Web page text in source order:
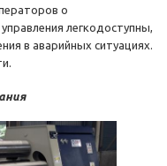
о
легкодоступны,
в аварийных ситуациях.